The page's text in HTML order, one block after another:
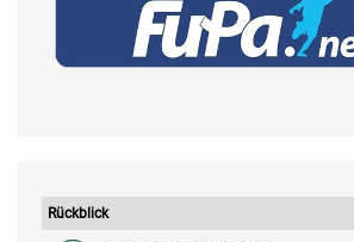
Rückblick